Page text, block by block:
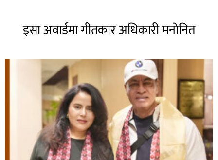
इसा अवार्डमा गीतकार अधिकारी मनाेनित